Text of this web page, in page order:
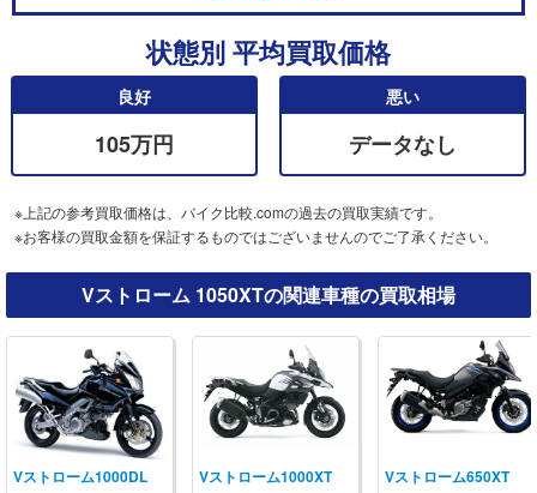
状態別 平均買取価格
良好
105万円
悪い
データなし
※上記の参考買取価格は、バイク比較.comの過去の買取実績です。
※お客様の買取金額を保証するものではございませんのでご了承ください。
Vストローム 1050XTの関連車種の買取相場
Vストローム1000DL Vストローム1000XT Vストローム650XT